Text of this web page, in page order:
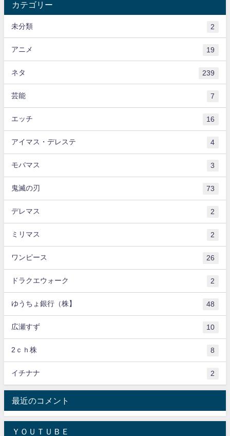
カテゴリー
未分類 2
アニメ 19
ネタ 239
芸能 7
エッチ 16
アイマス・デレステ 4
モバマス 3
鬼滅の刃 73
デレマス 2
ミリマス 2
ワンピース 26
ドラクエウォーク 2
ゆうちょ銀行（株】 48
広瀬すず 10
2ｃｈ株 8
イチナナ 2
最近のコメント
ＹＯＵＴＵＢＥ